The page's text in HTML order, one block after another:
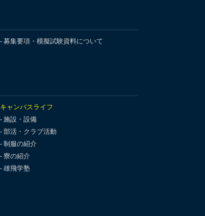
募集要項・模擬試験資料について
キャンパスライフ
施設・設備
部活・クラブ活動
制服の紹介
寮の紹介
雄飛学塾